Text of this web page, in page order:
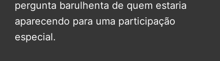
pergunta barulhenta de quem estaria
aparecendo para uma participação
especial.